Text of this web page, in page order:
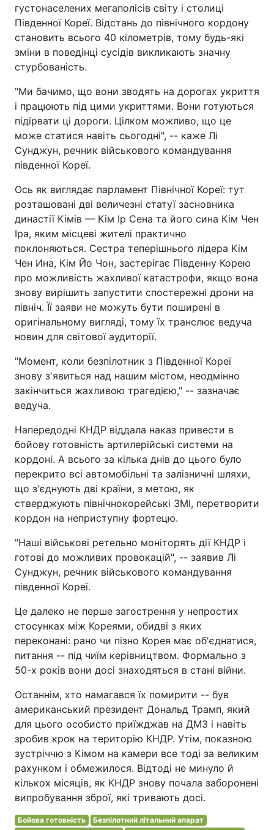
густонаселених мегаполісів світу і столиці
Південної Кореї. Відстань до північного кордону
становить всього 40 кілометрів, тому будь-які
зміни в поведінці сусідів викликають значну
стурбованість.
"Ми бачимо, що вони зводять на дорогах укриття
і працюють під цими укриттями. Вони готуються
підірвати ці дороги. Цілком можливо, що це
може статися навіть сьогодні", -- каже Лі
Сунджун, речник військового командування
південної Кореї.
Ось як виглядає парламент Північної Кореї: тут
розташовані дві величезні статуї засновника
династії Кімів — Кім Ір Сена та його сина Кім Чен
Іра, яким місцеві жителі практично
поклоняються. Сестра теперішнього лідера Кім
Чен Ина, Кім Йо Чон, застерігає Південну Корею
про можливість жахливої катастрофи, якщо вона
знову вирішить запустити спостережні дрони на
північ. Її заяви не можуть бути поширені в
оригінальному вигляді, тому їх транслює ведуча
новин для світової аудиторії.
"Момент, коли безпілотник з Південної Кореї
знову з'явиться над нашим містом, неодмінно
закінчиться жахливою трагедією," -- зазначає
ведуча.
Напередодні КНДР віддала наказ привести в
бойову готовність артилерійські системи на
кордоні. А всього за кілька днів до цього було
перекрито всі автомобільні та залізничні шляхи,
що з'єднують дві країни, з метою, як
стверджують північнокорейські ЗМІ, перетворити
кордон на неприступну фортецю.
"Наші військові ретельно моніторять дії КНДР і
готові до можливих провокацій", -- заявив Лі
Сунджун, речник військового командування
південної Кореї.
Це далеко не перше загострення у непростих
стосунках між Кореями, обидві з яких
переконані: рано чи пізно Корея має об'єднатися,
питання -- під чиїм керівництвом. Формально з
50-х років вони досі знаходяться в стані війни.
Останнім, хто намагався їх помирити -- був
американський президент Дональд Трамп, який
для цього особисто приїжджав на ДМЗ і навіть
зробив крок на територію КНДР. Утім, показною
зустріччю з Кімом на камери все тоді за великим
рахунком і обмежилося. Відтоді не минуло й
кількох місяців, як КНДР знову почала заборонені
випробування зброї, які тривають досі.
Бойова готовність
Безпілотний літальний апарат